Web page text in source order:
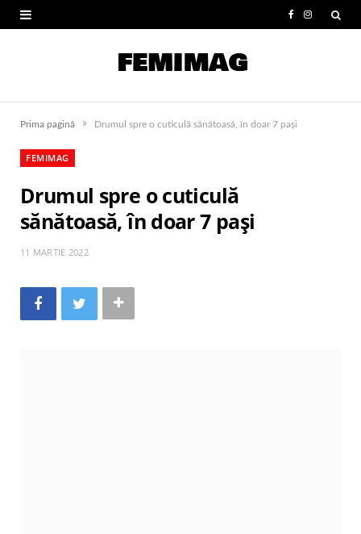
e
b
I
t
Prima pagină » Drumul spre o cuticulă sănătoasă, în doar 7 pași
FEMIMAG
Drumul spre o cuticulă
sănătoasă, în doar 7 pași
11 MARTIE 2022